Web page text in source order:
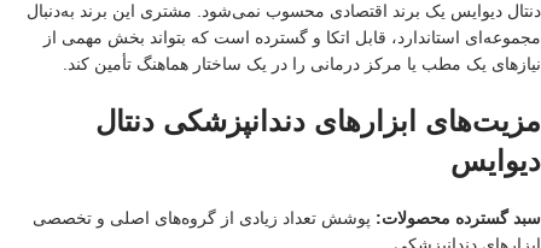
دنتال دیوایس یک برند اقتصادی محسوب نمی‌شود. مشتری این برند به‌دنبال
مجموعه‌ای استاندارد، قابل اتکا و گسترده است که بتواند بخش مهمی از
نیازهای یک مطب یا مرکز درمانی را در یک ساختار هماهنگ تأمین کند.
مزیت‌های ابزارهای دندانپزشکی دنتال
دیوایس
سبد گسترده محصولات: پوشش تعداد زیادی از گروه‌های اصلی و تخصصی